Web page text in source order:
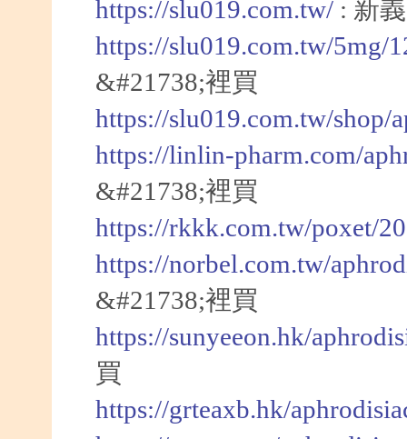
https://slu019.com.tw/: 新
https://slu019.com.tw/5mg/
&#21738;裡買
https://slu019.com.tw/shop/
https://linlin-pharm.com/
&#21738;裡買
https://rkkk.com.tw/poxet/
https://norbel.com.tw/
&#21738;裡買
https://sunyeeon.hk/
買
https://grteaxb.hk/